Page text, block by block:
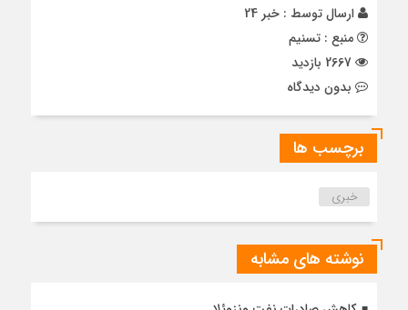
ارسال توسط : خبر 24
منبع : تسنیم
بدون دیدگاه
برچسب ها
خبری
نوشته های مشابه